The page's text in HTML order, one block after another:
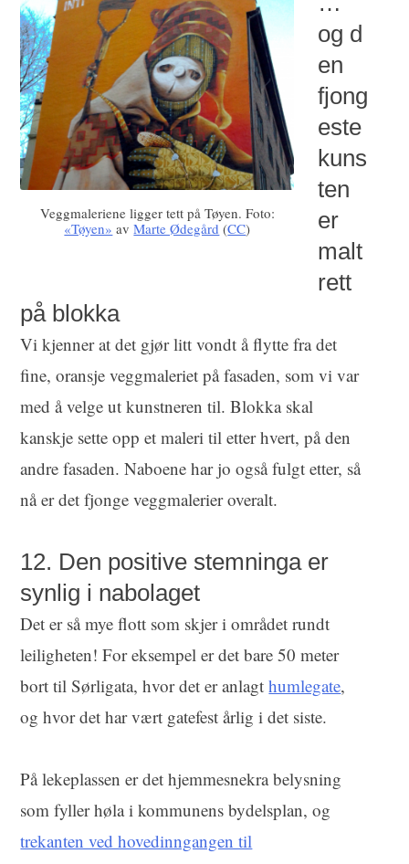
Veggmaleriene ligger tett på Tøyen. Foto:
«Tøyen» avMarte Ødegård(CC)
og d
en
fjong
este
kuns
ten
er
malt
rett
på blokka
Vi kjenner at det gjør litt vondt å flytte fra det
fine, oransje veggmaleriet på fasaden, som vi var
med å velge ut kunstneren til. Blokka skal
kanskje sette opp et maleri til etter hvert, på den
andre fasaden. Naboene har jo også fulgt etter, så
nå er det fjonge veggmalerier overalt.
12. Den positive stemninga er
synlig i nabolaget
Det er så mye flott som skjer i området rundt
leiligheten! For eksempel er det bare 50 meter
bort til Sørligata, hvor det er anlagthumlegate,
og hvor det har vært gatefest årlig i det siste.
På lekeplassen er det hjemmesnekra belysning
som fyller høla i kommunens bydelsplan, og
trekanten ved hovedinngangen til